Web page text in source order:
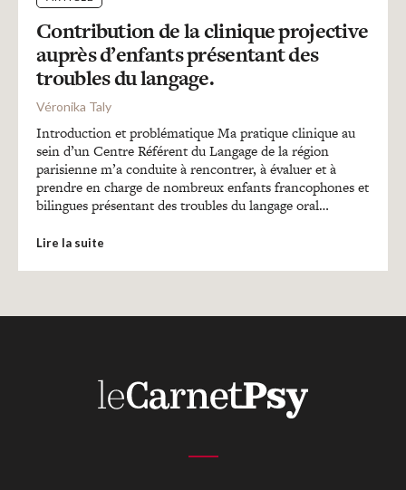
Blocs-notes
Recherches
Entretiens
Revues
Colloque
Mon compte
Contribution de la clinique projective
auprès d’enfants présentant des
troubles du langage.
Véronika Taly
Introduction et problématique Ma pratique clinique au
sein d’un Centre Référent du Langage de la région
parisienne m’a conduite à rencontrer, à évaluer et à
prendre en charge de nombreux enfants francophones et
bilingues présentant des troubles du langage oral…
Lire la suite